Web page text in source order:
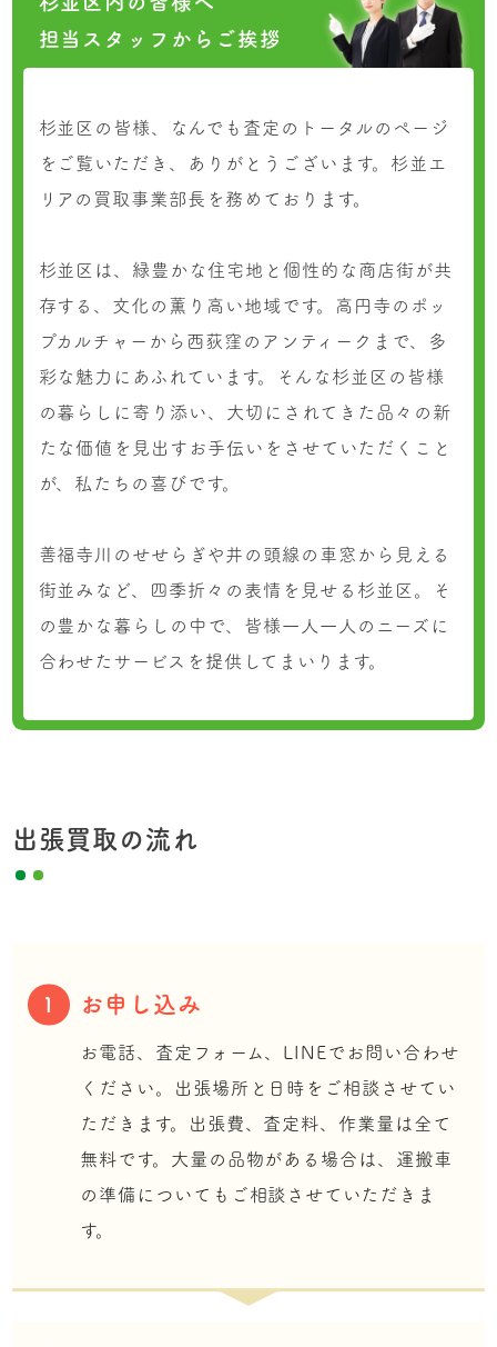
担当スタッフからご挨拶
杉並区の皆様、なんでも査定のトータルのページ
をご覧いただき、ありがとうございます。杉並エ
リアの買取事業部長を務めております。
杉並区は、緑豊かな住宅地と個性的な商店街が共
存する、文化の薫り高い地域です。高円寺のポッ
プカルチャーから西荻窪のアンティークまで、多
彩な魅力にあふれています。そんな杉並区の皆様
の暮らしに寄り添い、大切にされてきた品々の新
たな価値を見出すお手伝いをさせていただくこと
が、私たちの喜びです。
善福寺川のせせらぎや井の頭線の車窓から見える
街並みなど、四季折々の表情を見せる杉並区。そ
の豊かな暮らしの中で、皆様一人一人のニーズに
合わせたサービスを提供してまいります。
出張買取の流れ
1 お申し込み
お電話、査定フォーム、LINEでお問い合わせ
ください。出張場所と日時をご相談させてい
ただきます。出張費、査定料、作業量は全て
無料です。大量の品物がある場合は、運搬車
の準備についてもご相談させていただきま
す。